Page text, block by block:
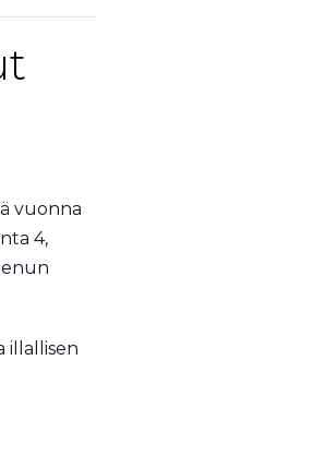
vuonna
4,
illallisen